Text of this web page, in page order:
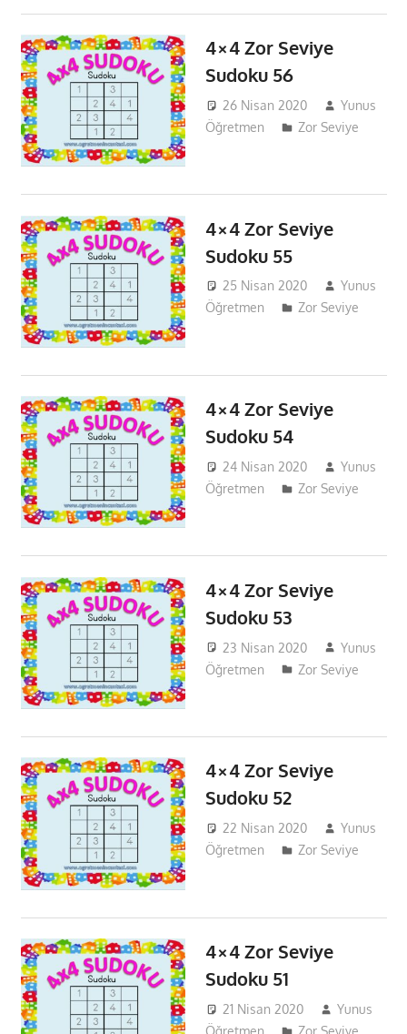
4×4 Zor Seviye
Sudoku 56
26 Nisan 2020
Yunus
Öğretmen
Zor Seviye
4×4 Zor Seviye
Sudoku 55
25 Nisan 2020
Yunus
Öğretmen
Zor Seviye
4×4 Zor Seviye
Sudoku 54
24 Nisan 2020
Yunus
Öğretmen
Zor Seviye
4×4 Zor Seviye
Sudoku 53
23 Nisan 2020
Yunus
Öğretmen
Zor Seviye
4×4 Zor Seviye
Sudoku 52
22 Nisan 2020
Yunus
Öğretmen
Zor Seviye
4×4 Zor Seviye
Sudoku 51
21 Nisan 2020
Yunus
Öğretmen
Zor Seviye